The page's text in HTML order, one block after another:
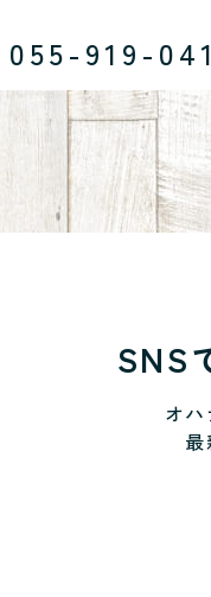
055-919-
SNS
オ